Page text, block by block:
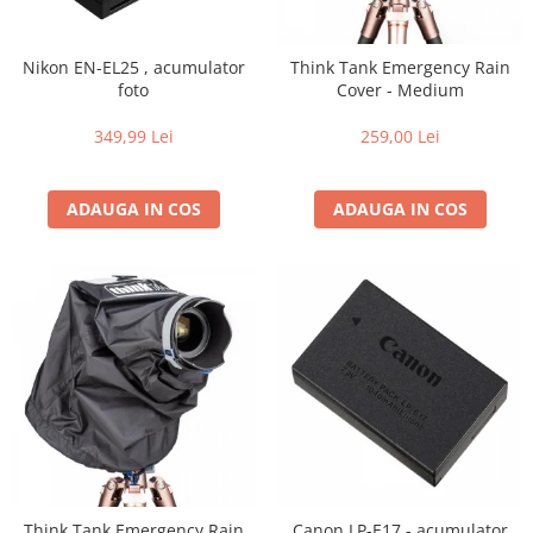
Parasolare
Teleconvertoare
Adaptoare montura / baioneta
Capace obiectiv si camera
Filtre foto
Filtre tip Cokin
Filtre White Balance
Accesorii filtre
Convertoare pe filet foto video
Inele reductii obiective
Curatare si intretinere
Blitz-uri externe
Blitz-uri TTL - Dedicate
Nikon EN-EL25 , acumulator
foto
349,99 Lei
ADAUGA IN COS
Think Tank Emergency Rain
Cover - Medium
259,00 Lei
ADAUGA IN COS